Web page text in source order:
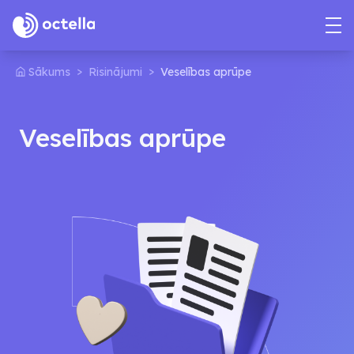
Sākums > Risinājumi > Veselības aprūpe
Veselības aprūpe